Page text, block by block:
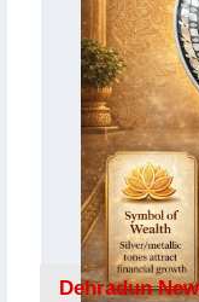
Dehradun